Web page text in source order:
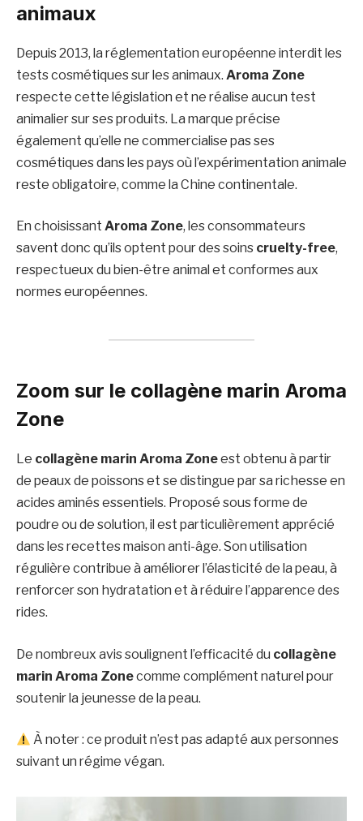
animaux
Depuis 2013, la réglementation européenne interdit les
tests cosmétiques sur les animaux. Aroma Zone
respecte cette législation et ne réalise aucun test
animalier sur ses produits. La marque précise
également qu’elle ne commercialise pas ses
cosmétiques dans les pays où l’expérimentation animale
reste obligatoire, comme la Chine continentale.
En choisissant Aroma Zone, les consommateurs
savent donc qu’ils optent pour des soins cruelty-free,
respectueux du bien-être animal et conformes aux
normes européennes.
Zoom sur le collagène marin Aroma
Zone
Le collagène marin Aroma Zoneest obtenu à partir
de peaux de poissons et se distingue par sa richesse en
acides aminés essentiels. Proposé sous forme de
poudre ou de solution, il est particulièrement apprécié
dans les recettes maison anti-âge. Son utilisation
régulière contribue à améliorer l’élasticité de la peau, à
renforcer son hydratation et à réduire l’apparence des
rides.
De nombreux avis soulignent l’efficacité du collagène
marin Aroma Zonecomme complément naturel pour
soutenir la jeunesse de la peau.
À noter : ce produit n’est pas adapté aux personnes
suivant un régime végan.